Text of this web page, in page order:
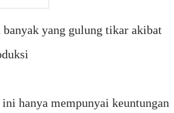
banyak yang gulung tikar akibat
hanya mempunyai keuntungan